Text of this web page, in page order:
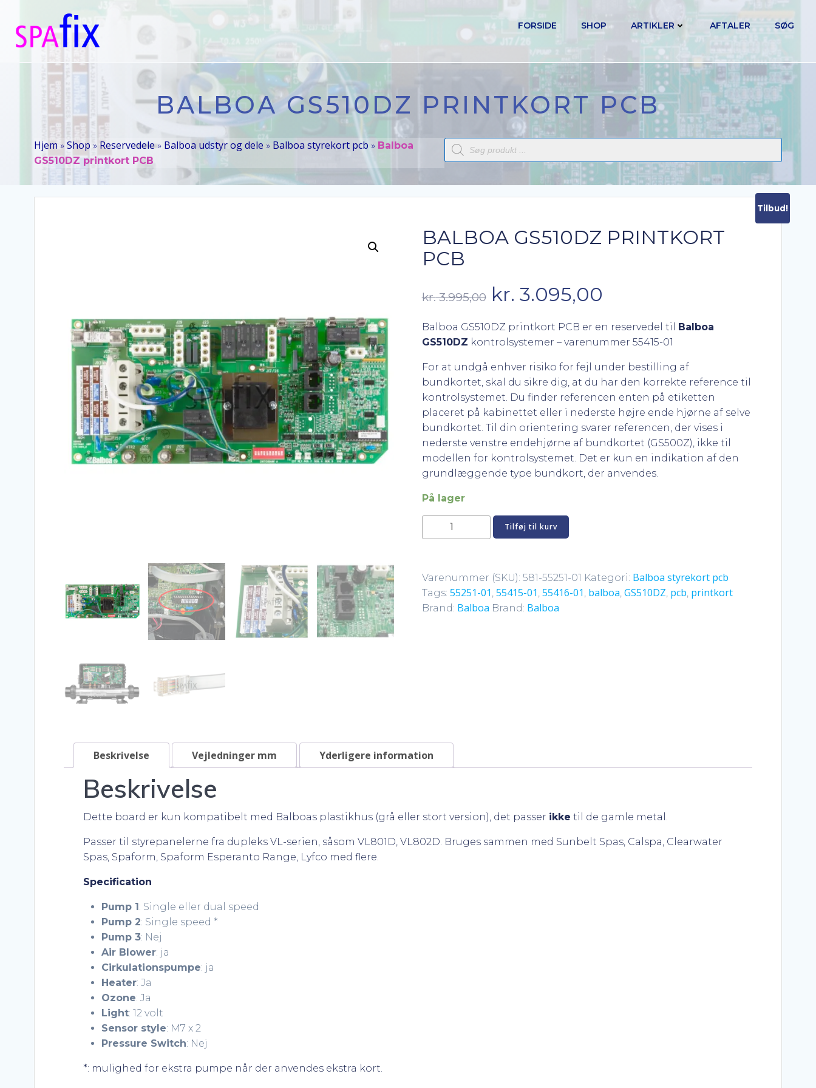
indhold
FORSIDE SHOP ARTIKLER AFTALER SØG
BALBOA GS510DZ PRINTKORT PCB
Hjem » Shop » Reservedele» Balboa udstyr og dele » Balboa styrekort pcb » Balboa
GS510DZ printkort PCB
Products
search
Tilbud!
BALBOA GS510DZ PRINTKORT
PCB
kr.3.995,00 Den
oprindelige
pris
var:
kr. 3.995,00.
kr. 3.095,00
aktuelle
er:
kr. 3.095,00.
Balboa GS510DZ printkort PCB er en reservedel til Balboa
GS510DZ kontrolsystemer – varenummer 55415-01
For at undgå enhver risiko for fejl under bestilling af
bundkortet, skal du sikre dig, at du har den korrekte reference til
kontrolsystemet. Du finder referencen enten på etiketten
placeret på kabinettet eller i nederste højre ende hjørne af selve
bundkortet. Til din orientering svarer referencen, der vises i
nederste venstre endehjørne af bundkortet (GS500Z), ikke til
modellen for kontrolsystemet. Det er kun en indikation af den
grundlæggende type bundkort, der anvendes.
På lager
Balboa
GS510DZ
antal
Tilføj til kurv
Varenummer (SKU): 581-55251-01 Kategori: Balboa styrekort pcb
Tags: 55251-01 55415-01 55416-01 balboa GS510DZ pcb printkort
Brand: Balboa Brand: Balboa
Beskrivelse Vejledninger mm Yderligere information
Beskrivelse
Dette board er kun kompatibelt med Balboas plastikhus (grå eller stort version), det passer ikke til de gamle metal.
Passer til styrepanelerne fra dupleks VL-serien, såsom VL801D, VL802D. Bruges sammen med Sunbelt Spas, Calspa, Clearwater
Spas, Spaform, Spaform Esperanto Range, Lyfco med flere.
Specification
Pump 1 : Single eller dual speed
Pump 2: Single speed *
Pump 3: Nej
Air Blower: ja
Cirkulationspumpe: ja
Heater: Ja
Ozone: Ja
Light: 12 volt
Sensor style: M7 x 2
Pressure Switch: Nej
*: mulighed for ekstra pumpe når der anvendes ekstra kort.